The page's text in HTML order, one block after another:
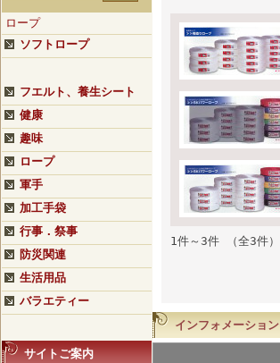
ロープ
ソフトロープ
フエルト、養生シート
健康
趣味
ロープ
軍手
加工手袋
行事．祭事
防災関連
生活用品
バラエティー
サイトご案内
1件～3件 （全3件）
インフォメーション